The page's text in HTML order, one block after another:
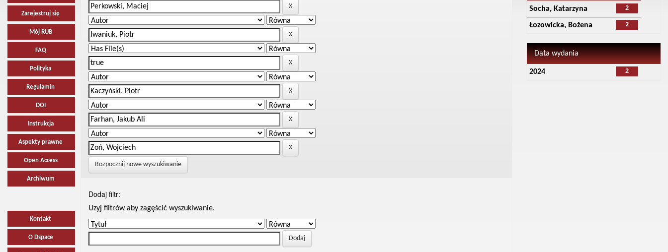
Zarejestruj się
Mój RUB
FAQ
Polityka
Regulamin
DOI
Instrukcja
Aspekty prawne
Open Access
Archiwum
Kontakt
O Dspace
Rozpocznij nowe wyszukiwanie
Dodaj filtr:
Uzyj filtrów aby zagęścić wyszukiwanie.
2
Socha, Katarzyna
2
Łozowicka, Bożena
Data wydania
2
2024